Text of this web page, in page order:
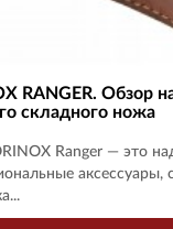
RANGER. Обзор
складного ножа
Ranger — это
аксессуары,